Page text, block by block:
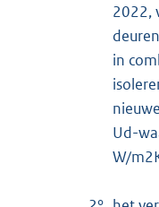
2022,
in
Ud-
W/